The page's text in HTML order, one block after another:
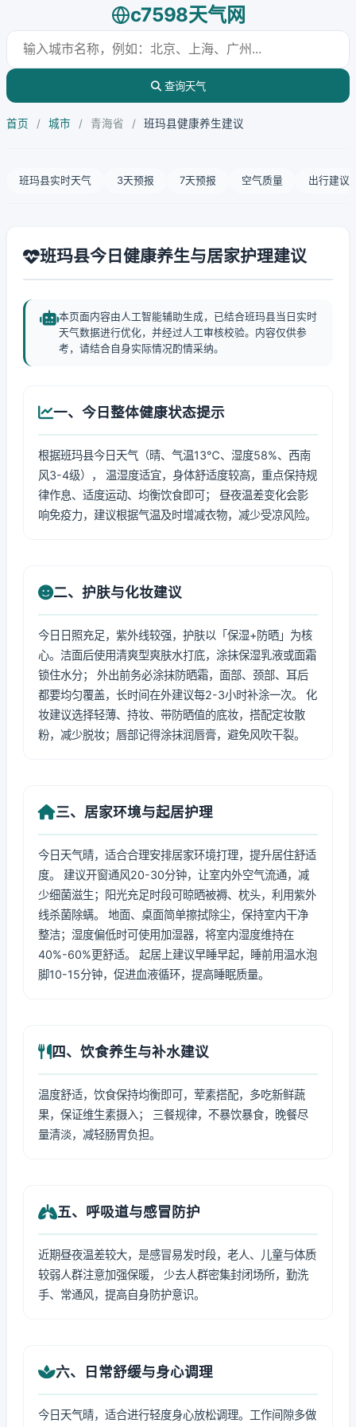
c7598天气网
查询天气
首页 / 城市 / 青海省 / 班玛县健康养生建议
班玛县实时天气 3天预报 7天预报 空气质量 出行建议
班玛县今日健康养生与居家护理建议
本页面内容由人工智能辅助生成，已结合班玛县当日实时
天气数据进行优化，并经过人工审核校验。内容仅供参
考，请结合自身实际情况酌情采纳。
一、今日整体健康状态提示
根据班玛县今日天气（晴、气温13℃、湿度58%、西南
风3-4级）， 温湿度适宜，身体舒适度较高，重点保持规
律作息、适度运动、均衡饮食即可； 昼夜温差变化会影
响免疫力，建议根据气温及时增减衣物，减少受凉风险。
二、护肤与化妆建议
今日日照充足，紫外线较强，护肤以「保湿+防晒」为核
心。洁面后使用清爽型爽肤水打底，涂抹保湿乳液或面霜
锁住水分； 外出前务必涂抹防晒霜，面部、颈部、耳后
都要均匀覆盖，长时间在外建议每2-3小时补涂一次。 化
妆建议选择轻薄、持妆、带防晒值的底妆，搭配定妆散
粉，减少脱妆；唇部记得涂抹润唇膏，避免风吹干裂。
三、居家环境与起居护理
今日天气晴，适合合理安排居家环境打理，提升居住舒适
度。 建议开窗通风20-30分钟，让室内外空气流通，减
少细菌滋生；阳光充足时段可晾晒被褥、枕头，利用紫外
线杀菌除螨。 地面、桌面简单擦拭除尘，保持室内干净
整洁；湿度偏低时可使用加湿器，将室内湿度维持在
40%-60%更舒适。 起居上建议早睡早起，睡前用温水泡
脚10-15分钟，促进血液循环，提高睡眠质量。
四、饮食养生与补水建议
温度舒适，饮食保持均衡即可，荤素搭配，多吃新鲜蔬
果，保证维生素摄入； 三餐规律，不暴饮暴食，晚餐尽
量清淡，减轻肠胃负担。
五、呼吸道与感冒防护
近期昼夜温差较大，是感冒易发时段，老人、儿童与体质
较弱人群注意加强保暖， 少去人群密集封闭场所，勤洗
手、常通风，提高自身防护意识。
六、日常舒缓与身心调理
今日天气晴，适合进行轻度身心放松调理。工作间隙多做